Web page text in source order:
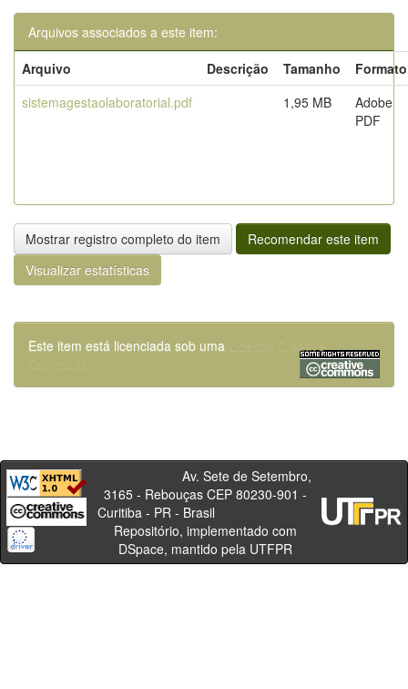
Arquivos associados a este item:
Arquivo
Descrição Tamanho
Formato
sistemagestaolaboratorial.pdf
1,95 MB
Adobe
PDF
Mostrar registro completo do item
Recomendar este item
Visualizar estatísticas
Este item está licenciada sob uma
Licença Creative
Commons
Av. Sete de Setembro,
3165 - Rebouças CEP 80230-901 -
Curitiba - PR - Brasil
Repositório, implementado com
DSpace, mantido pela UTFPR